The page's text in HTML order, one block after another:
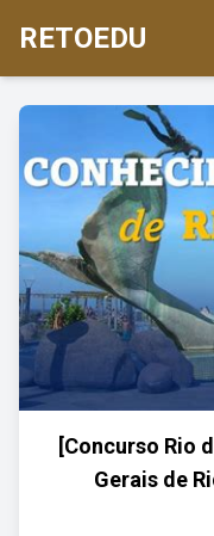
RETOEDU
[Concurso Rio
Gerais de